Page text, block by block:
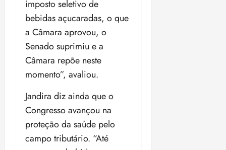
imposto seletivo de
bebidas açucaradas, o que
a Câmara aprovou, o
Senado suprimiu e a
Câmara repõe neste
momento”, avaliou.
Jandira diz ainda que o
Congresso avançou na
proteção da saúde pelo
campo tributário. “Até